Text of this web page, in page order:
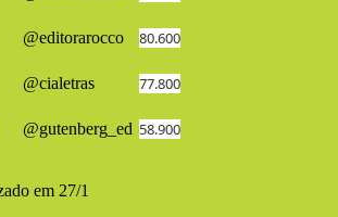
@editorarocco 80.600
@cialetras 77.800
@gutenberg_ed 58.900
em 27/1